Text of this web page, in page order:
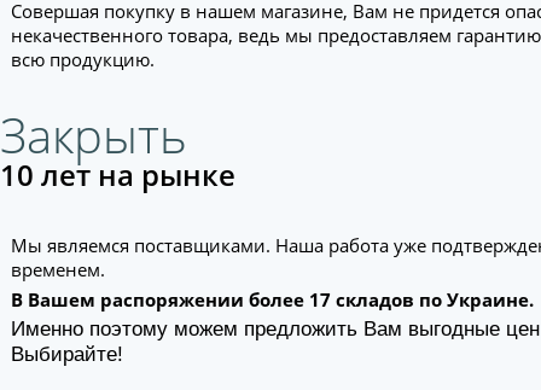
Совершая покупку в нашем магазине, Вам не придется
некачественного товара, ведь мы предоставляем
всю продукцию.
Закрыть
10 лет на рынке
Мы являемся поставщиками. Наша работа уже
временем.
В Вашем распоряжении более 17 складов по Украине.
Именно поэтому можем предложить Вам выгодные
Выбирайте!